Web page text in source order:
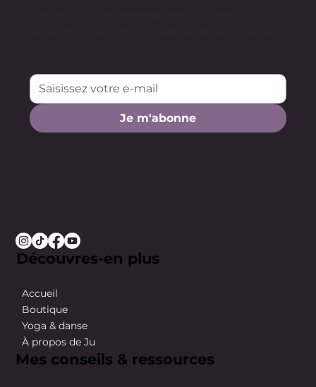
Je m'abonne
Découvres-en plus
Accueil
Boutique
Yoga & danse
À propos de Ju
Mes conseils & ressources